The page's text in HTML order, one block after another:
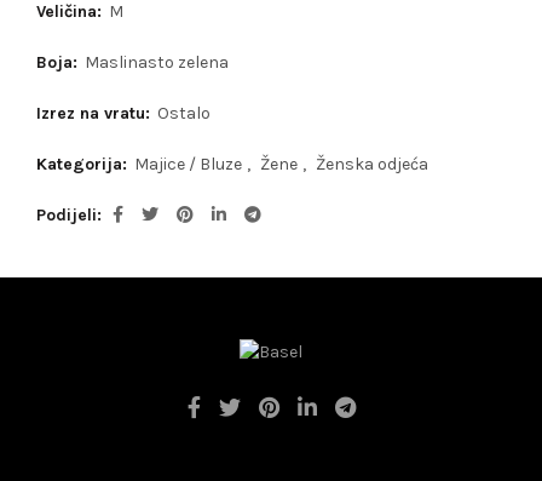
Veličina: M
Boja: Maslinasto zelena
Izrez na vratu: Ostalo
Kategorija: Majice / Bluze , Žene , Ženska odjeća
Podijeli